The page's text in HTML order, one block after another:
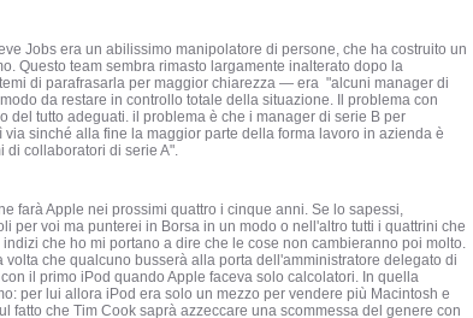
Jobs era un abilissimo manipolatore di persone, che ha costruito un
Questo team sembra rimasto largamente inalterato dopo la
di parafrasarla per maggior chiarezza — era "alcuni manager di
da restare in controllo totale della situazione. Il problema con
del tutto adeguati. il problema è che i manager di serie B per
sinché alla fine la maggior parte della forma lavoro in azienda è
di collaboratori di serie A".
farà Apple nei prossimi quattro i cinque anni. Se lo sapessi,
per voi ma punterei in Borsa in un modo o nell'altro tutti i quattrini che
che ho mi portano a dire che le cose non cambieranno poi molto.
che qualcuno busserà alla porta dell'amministratore delegato di
il primo iPod quando Apple faceva solo calcolatori. In quella
per lui allora iPod era solo un mezzo per vendere più Macintosh e
fatto che Tim Cook saprà azzeccare una scommessa del genere con